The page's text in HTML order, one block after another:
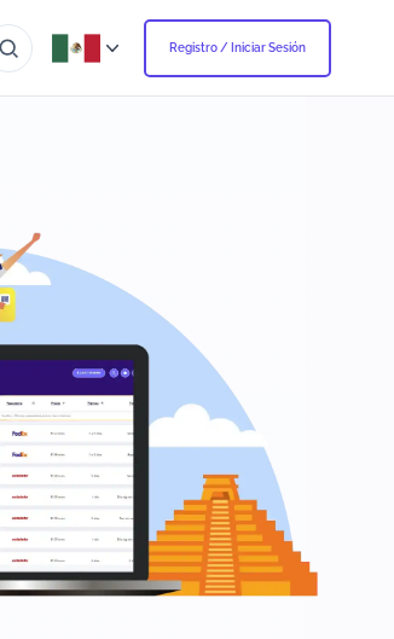
Registro / Iniciar Sesión